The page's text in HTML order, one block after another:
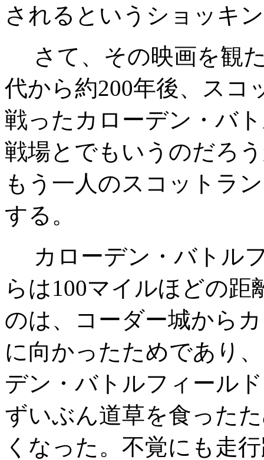
されるというショッキ
さて、その映画を観
代から約200年後、スコ
戦ったカローデン・バ
戦場とでもいうのだろ
もう一人のスコットラ
する。
カローデン・バトル
らは100マイルほどの
のは、コーダー城から
に向かったためであり
デン・バトルフィール
ずいぶん道草を食った
くなった。不覚にも走